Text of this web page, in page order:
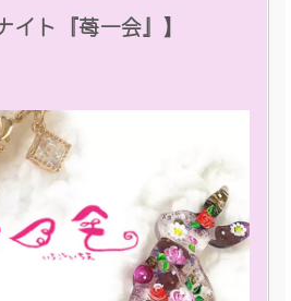
イト『苺一会』】